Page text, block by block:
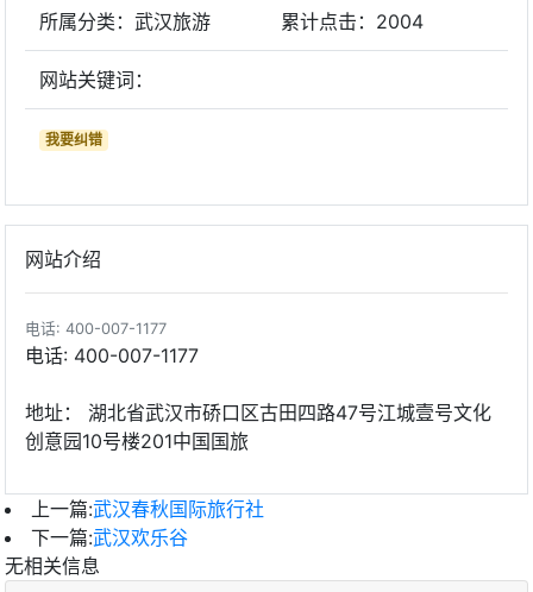
所属分类：武汉旅游 累计点击： 2004
网站关键词：
我要纠错
网站介绍
电话: 400-007-1177
电话: 400-007-1177
地址： 湖北省武汉市硚口区古田四路47号江城壹号文化
创意园10号楼201中国国旅
上一篇:武汉春秋国际旅行社
下一篇:武汉欢乐谷
无相关信息